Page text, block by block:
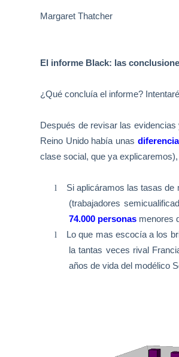
Margaret Thatcher
El informe Black: las
¿Qué concluía el informe?
Después de revisar las
Reino Unido había unas
clase social, que ya
l
Si aplicáramos las tasas de
(trabajadores
74.000 personas menores
l
Lo que mas escocía a los
la tantas veces rival
años de vida del modélico